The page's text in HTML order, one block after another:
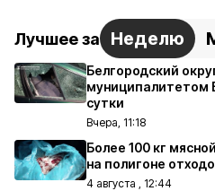
Лучшее за Неделю
Белгородский
муниципалитетом
сутки
Вчера, 11:18
Более 100 кг
на полигоне
4 августа , 12:44